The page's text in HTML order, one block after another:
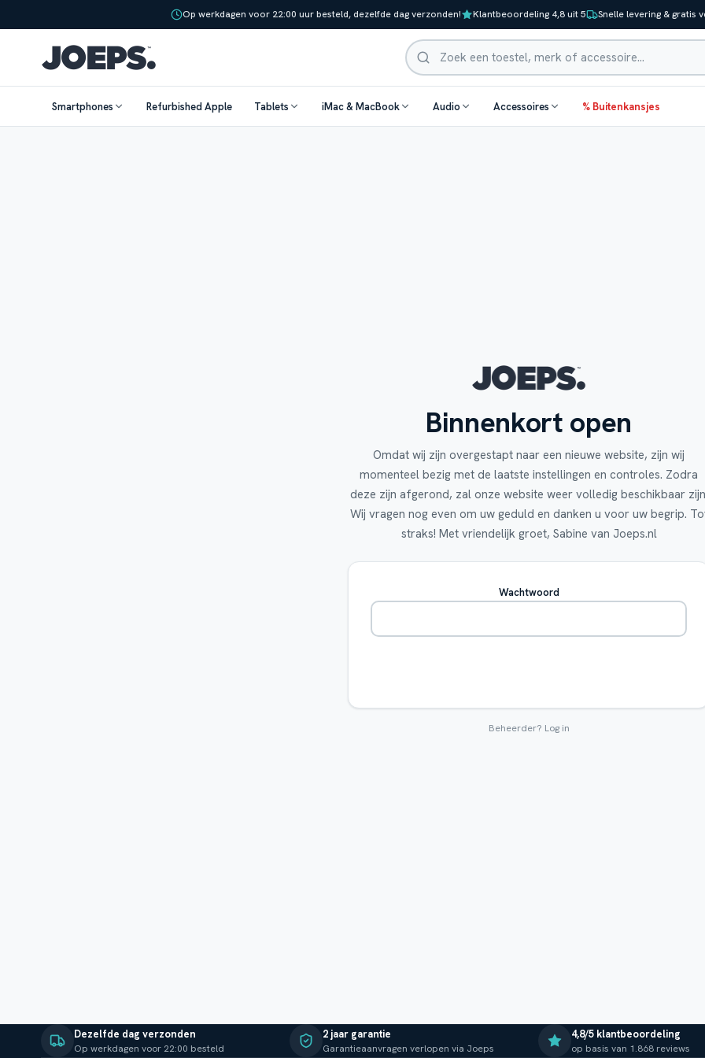
Op werkdagen voor 22:00 uur besteld, dezelfde dag verzonden! Klantbeoordeling 4,8 uit 5 Snelle levering & gratis
Zoeken
Smartphones Refurbished Apple Tablets iMac & MacBook Audio Accessoires % Buitenkansjes
Binnenkort open
Omdat wij zijn overgestapt naar een nieuwe website, zijn wij
momenteel bezig met de laatste instellingen en controles. Zodra
deze zijn afgerond, zal onze website weer volledig beschikbaar
Wij vragen nog even om uw geduld en danken u voor uw begrip.
straks! Met vriendelijk groet, Sabine van Joeps.nl
Wachtwoord
Beheerder? Log in
Dezelfde dag verzonden
Op werkdagen voor 22:00 besteld
2 jaar garantie
Garantieaanvragen verlopen via Joeps
4,8/5 klantbeoordeling
op basis van 1.868 reviews